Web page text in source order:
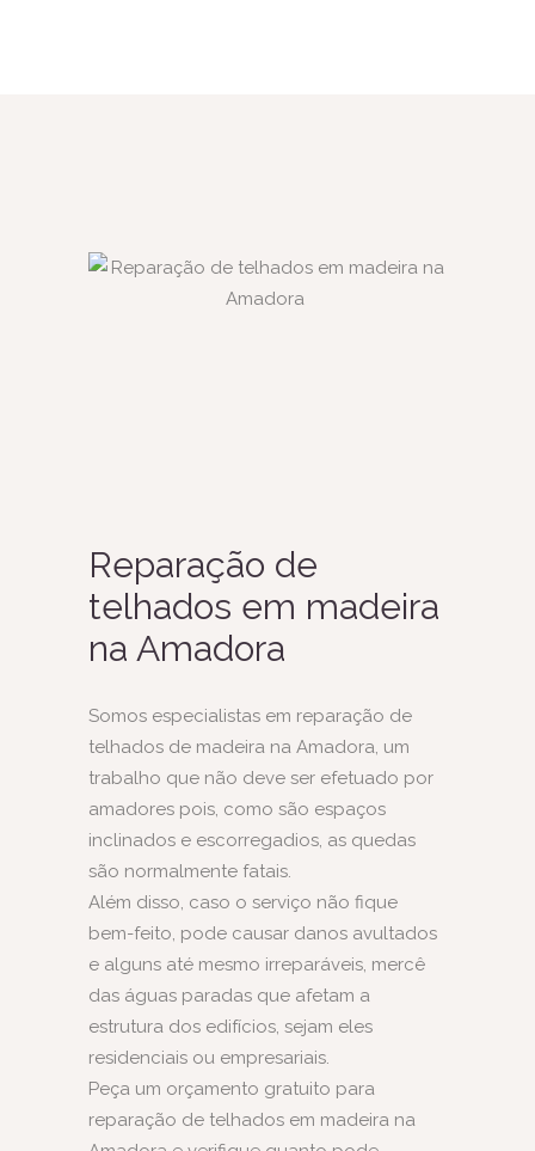
Reparação de
telhados em madeira
na Amadora
Somos especialistas em reparação de
telhados de madeira na Amadora, um
trabalho que não deve ser efetuado por
amadores pois, como são espaços
inclinados e escorregadios, as quedas
são normalmente fatais.
Além disso, caso o serviço não fique
bem-feito, pode causar danos avultados
e alguns até mesmo irreparáveis, mercê
das águas paradas que afetam a
estrutura dos edifícios, sejam eles
residenciais ou empresariais.
Peça um orçamento gratuito para
reparação de telhados em madeira na